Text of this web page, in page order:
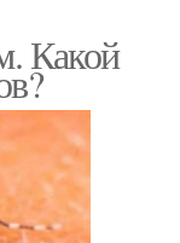
Какой